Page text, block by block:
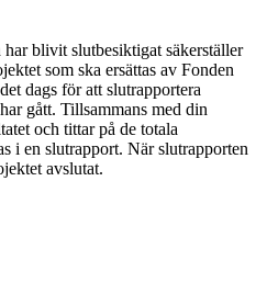
blivit slutbesiktigat säkerställer
som ska ersättas av Fonden
dags för att slutrapportera
gått. Tillsammans med din
och tittar på de totala
i en slutrapport. När slutrapporten
avslutat.